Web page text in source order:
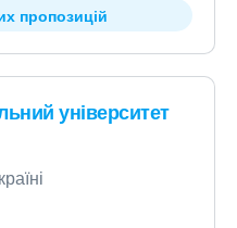
пропозицій
університет